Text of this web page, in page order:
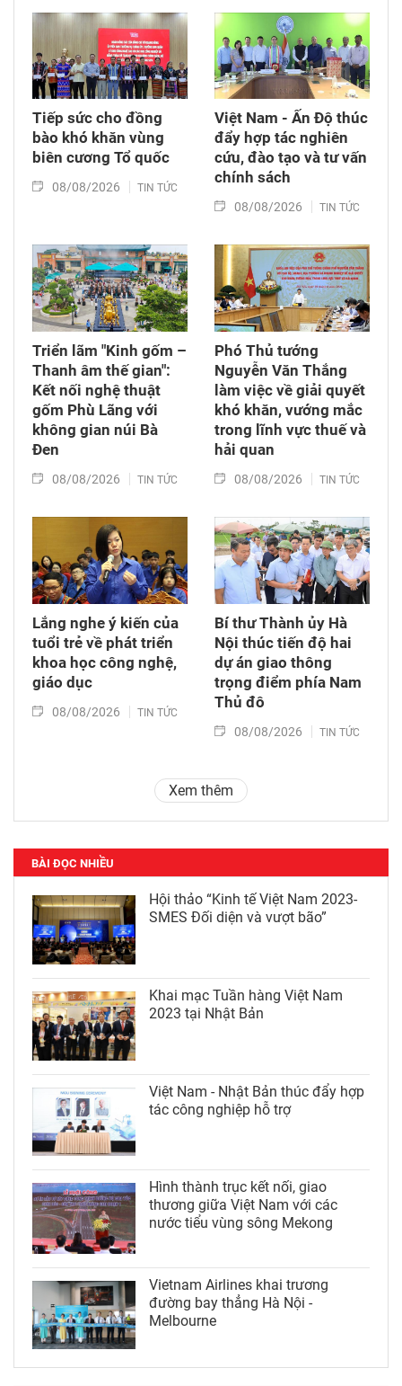
thời tặng quà cho cán bộ, chiến sĩ tham gia
công tác lấy mẫu tại đây.
Tiếp sức cho đồng
bào khó khăn vùng
biên cương Tổ quốc
08/08/2026 TIN TỨC
Việt Nam - Ấn Độ thúc
đẩy hợp tác nghiên
cứu, đào tạo và tư vấn
chính sách
08/08/2026 TIN TỨC
Triển lãm "Kinh gốm –
Thanh âm thế gian":
Kết nối nghệ thuật
gốm Phù Lãng với
không gian núi Bà
Đen
08/08/2026 TIN TỨC
Phó Thủ tướng
Nguyễn Văn Thắng
làm việc về giải quyết
khó khăn, vướng mắc
trong lĩnh vực thuế và
hải quan
08/08/2026 TIN TỨC
Lắng nghe ý kiến của
tuổi trẻ về phát triển
khoa học công nghệ,
giáo dục
08/08/2026 TIN TỨC
Bí thư Thành ủy Hà
Nội thúc tiến độ hai
dự án giao thông
trọng điểm phía Nam
Thủ đô
08/08/2026 TIN TỨC
Xem thêm
BÀI ĐỌC NHIỀU
Hội thảo “Kinh tế Việt Nam 2023-
SMES Đối diện và vượt bão”
Khai mạc Tuần hàng Việt Nam
2023 tại Nhật Bản
Việt Nam - Nhật Bản thúc đẩy hợp
tác công nghiệp hỗ trợ
Hình thành trục kết nối, giao
thương giữa Việt Nam với các
nước tiểu vùng sông Mekong
Vietnam Airlines khai trương
đường bay thẳng Hà Nội -
Melbourne